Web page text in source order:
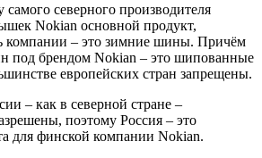
северного производителя
Nokian основной продукт,
компании – это зимние шины. Причём
под брендом Nokian – это шипованные
европейских стран запрещены.
– как в северной стране –
поэтому Россия – это
для финской компании Nokian.